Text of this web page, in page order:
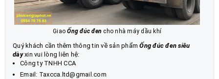
GiaoỐng đúc đen cho nhà máy dầu khí
Quý khách cần thêm thông tin về sản phẩm Ống đúc đen siêu
dày xin vui lòng liên hệ:
Công ty TNHH CCA
Email: Taxcca.ltd@gmail.com